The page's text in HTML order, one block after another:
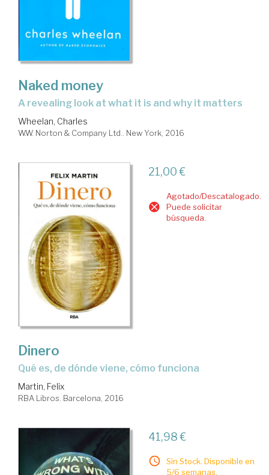
Naked money
a revealing look at what it is and why it matters
Wheelan, Charles
W.W. Norton & Company Ltd.. New York, 2016
21,00 €
Agotado/Descatalogado.
Puede solicitar
búsqueda.
Dinero
qué es, de dónde viene, cómo funciona
Martin, Felix
RBA Libros. Barcelona, 2016
41,98 €
Sin Stock. Disponible en
5/6 semanas.